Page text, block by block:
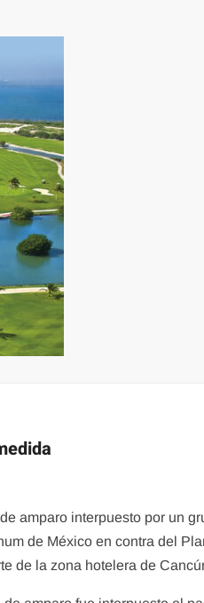
amparo interpuesto por un
de México en contra del
de la zona hotelera de